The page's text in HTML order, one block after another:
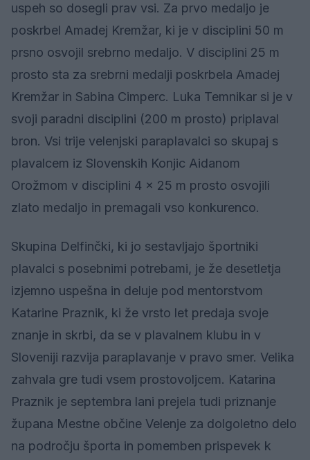
uspeh so dosegli prav vsi. Za prvo medaljo je
poskrbel Amadej Kremžar, ki je v disciplini 50 m
prsno osvojil srebrno medaljo. V disciplini 25 m
prosto sta za srebrni medalji poskrbela Amadej
Kremžar in Sabina Cimperc. Luka Temnikar si je v
svoji paradni disciplini (200 m prosto) priplaval
bron. Vsi trije velenjski paraplavalci so skupaj s
plavalcem iz Slovenskih Konjic Aidanom
Orožmom v disciplini 4 x 25 m prosto osvojili
zlato medaljo in premagali vso konkurenco.
Skupina Delfinčki, ki jo sestavljajo športniki
plavalci s posebnimi potrebami, je že desetletja
izjemno uspešna in deluje pod mentorstvom
Katarine Praznik, ki že vrsto let predaja svoje
znanje in skrbi, da se v plavalnem klubu in v
Sloveniji razvija paraplavanje v pravo smer. Velika
zahvala gre tudi vsem prostovoljcem. Katarina
Praznik je septembra lani prejela tudi priznanje
župana Mestne občine Velenje za dolgoletno delo
na področju športa in pomemben prispevek k